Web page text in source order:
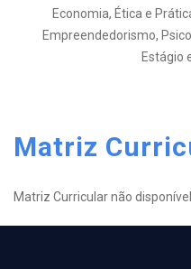
Economia, Ética e
Empreendedorismo,
Estágio
Matriz
Matriz Curricular não disponível.